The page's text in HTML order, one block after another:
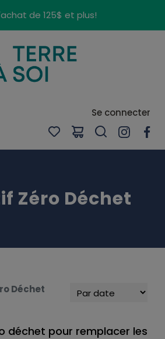
de 125$ et plus!
Se connecter
Zéro Déchet
Déchet
déchet pour remplacer les